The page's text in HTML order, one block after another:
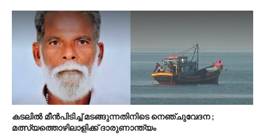
കടലിൽ മീൻപിടിച്ച് മടങ്ങുന്നതിനിടെ നെഞ്ചുവേദന ;
മത്സ്യത്തൊഴിലാളിക്ക് ദാരുണാന്ത്യം